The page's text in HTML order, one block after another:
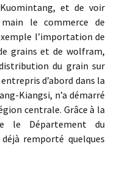
et de voir
le commerce de
l’importation de
grains et de wolfram,
du grain sur
d’abord dans la
Kiangsi, n’a démarré
centrale. Grâce à la
le Département du
remporté quelques